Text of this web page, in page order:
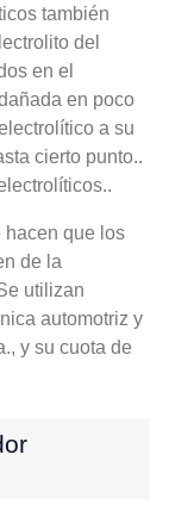
también
del
en el
en poco
a su
cierto punto..
hacen que los
de la
utilizan
automotriz y
y su cuota de